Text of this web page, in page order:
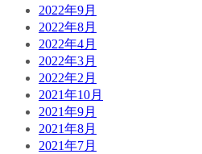
2022年9月
2022年8月
2022年4月
2022年3月
2022年2月
2021年10月
2021年9月
2021年8月
2021年7月